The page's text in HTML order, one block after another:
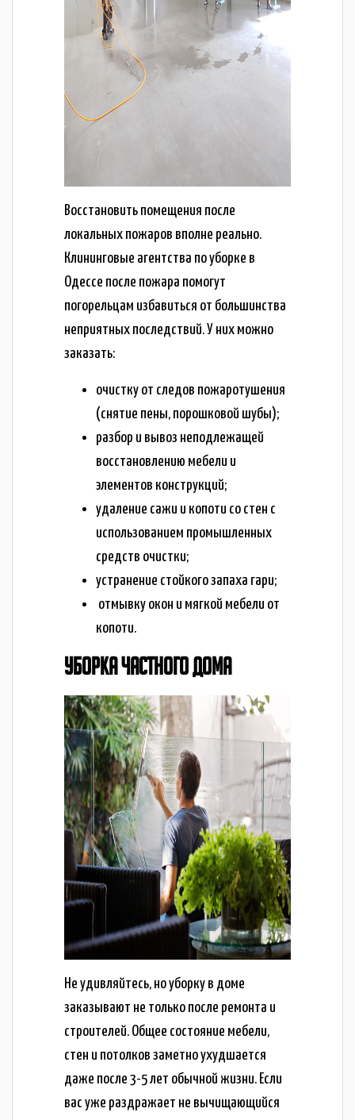
Восстановить помещения после
локальных пожаров вполне реально.
Клининговые агентства по уборке в
Одессе после пожара помогут
погорельцам избавиться от большинства
неприятных последствий. У них можно
заказать:
очистку от следов пожаротушения
(снятие пены, порошковой шубы);
разбор и вывоз неподлежащей
восстановлению мебели и
элементов конструкций;
удаление сажи и копоти со стен с
использованием промышленных
средств очистки;
устранение стойкого запаха гари;
отмывку окон и мягкой мебели от
копоти.
УБОРКА ЧАСТНОГО ДОМА
Не удивляйтесь, но уборку в доме
заказывают не только после ремонта и
строителей. Общее состояние мебели,
стен и потолков заметно ухудшается
даже после 3-5 лет обычной жизни. Если
вас уже раздражает не вычищающийся